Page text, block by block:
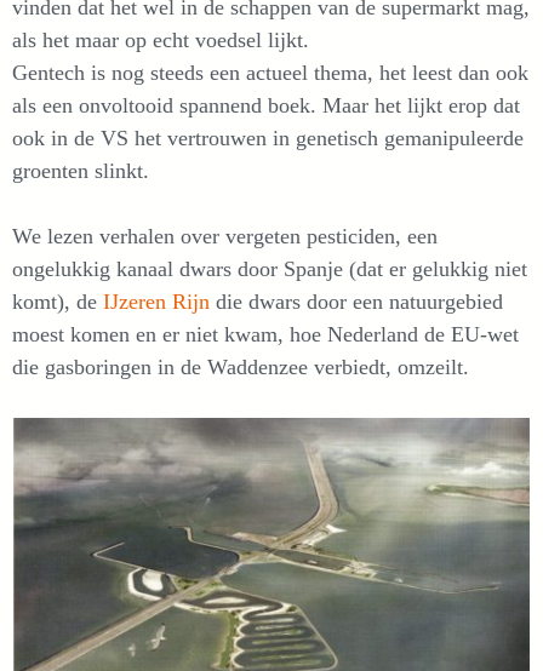
vinden dat het wel in de schappen van de supermarkt mag,
als het maar op echt voedsel lijkt.
Gentech is nog steeds een actueel thema, het leest dan ook
als een onvoltooid spannend boek. Maar het lijkt erop dat
ook in de VS het vertrouwen in genetisch gemanipuleerde
groenten slinkt.
We lezen verhalen over vergeten pesticiden, een
ongelukkig kanaal dwars door Spanje (dat er gelukkig niet
komt), de IJzeren Rijn die dwars door een natuurgebied
moest komen en er niet kwam, hoe Nederland de EU-wet
die gasboringen in de Waddenzee verbiedt, omzeilt.